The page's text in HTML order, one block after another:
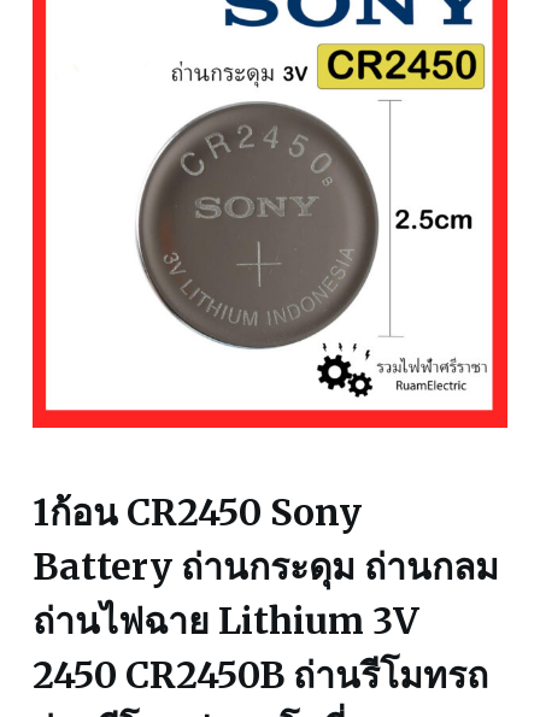
1ก้อน CR2450 Sony
Battery ถ่านกระดุม ถ่านกลม
ถ่านไฟฉาย Lithium 3V
2450 CR2450B ถ่านรีโมทรถ